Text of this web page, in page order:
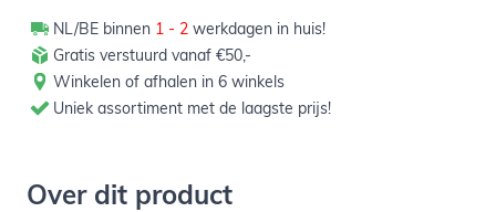
NL/BE binnen 1 - 2 werkdagen in huis!
Gratis verstuurd vanaf €50,-
Winkelen of afhalen in 6 winkels
Uniek assortiment met de laagste prijs!
Over dit product